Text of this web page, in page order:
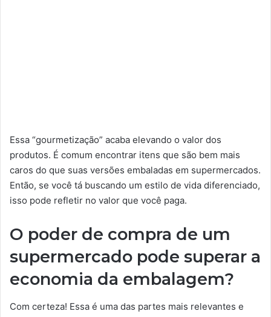
Essa “gourmetização” acaba elevando o valor dos
produtos. É comum encontrar itens que são bem mais
caros do que suas versões embaladas em supermercados.
Então, se você tá buscando um estilo de vida diferenciado,
isso pode refletir no valor que você paga.
O poder de compra de um
supermercado pode superar a
economia da embalagem?
Com certeza! Essa é uma das partes mais relevantes e